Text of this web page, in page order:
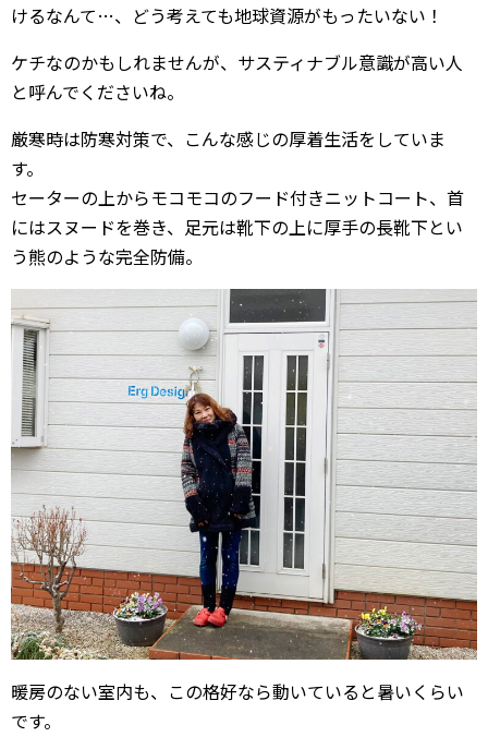
けるなんて…、どう考えても地球資源がもったいない！
ケチなのかもしれませんが、サスティナブル意識が高い人
と呼んでくださいね。
厳寒時は防寒対策で、こんな感じの厚着生活をしていま
す。
セーターの上からモコモコのフード付きニットコート、首
にはスヌードを巻き、足元は靴下の上に厚手の長靴下とい
う熊のような完全防備。
暖房のない室内も、この格好なら動いていると暑いくらい
です。